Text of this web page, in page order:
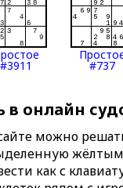
#3911 #737
в онлайн
можно
как с